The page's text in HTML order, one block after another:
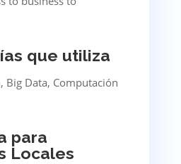
que utiliza
Big Data, Computación
para
Locales